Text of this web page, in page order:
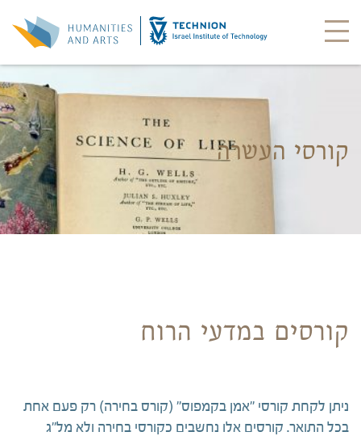
קורסי העשרה
קורסים במדעי הרוח
ניתן לקחת קורסי "אמן בקמפוס" (קורס בחירה) רק פעם אחת
בכל התואר. קורסים אלו נחשבים כקורסי בחירה ולא מל"ג